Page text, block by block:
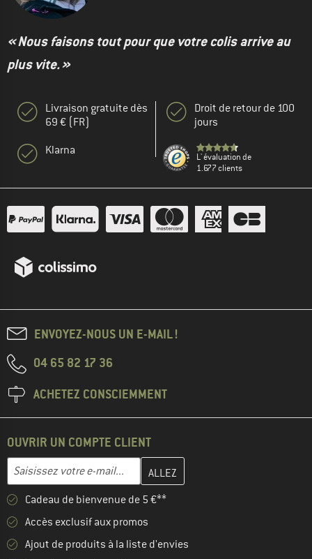
« Nous faisons tout pour que votre colis arrive au
plus vite. »
Livraison gratuite dès
69 € (FR)
Klarna
Droit de retour de 100
jours
L' évaluation de
1.677 clients
ENVOYEZ-NOUS UN E-MAIL !
04 65 82 17 36
ACHETEZ CONSCIEMMENT
OUVRIR UN COMPTE CLIENT
Adresse e-mail
Entrez votre adresse e-mail ici et créez votre compte client à la
Cadeau de bienvenue de 5 €**
Accès exclusif aux promos
Ajout de produits à la liste d'envies